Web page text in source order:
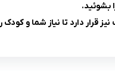
بشوئید.
دارد تا نیاز شما و کودک